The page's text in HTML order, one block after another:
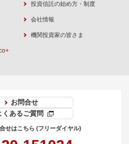
投資信託の始め方・制度
会社情報
機関投資家の皆さま
お問合せ
くあるご質問
せはこちら (フリーダイヤル)